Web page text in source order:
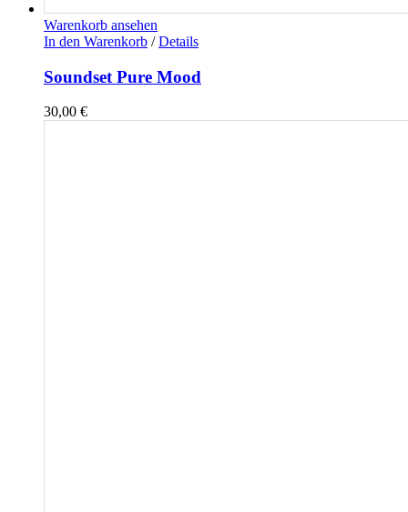
Warenkorb ansehen
In den Warenkorb / Details
Soundset Pure Mood
30,00 €